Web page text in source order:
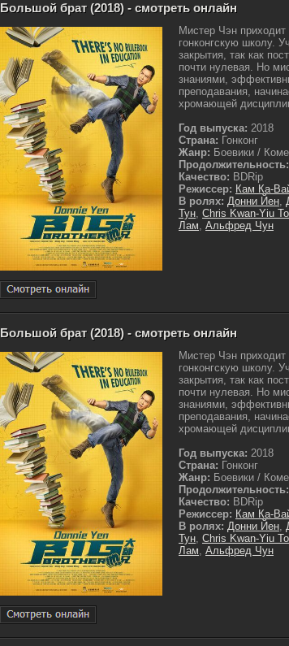
Большой брат (2018) - смотреть онлайн
Мистер Чэн
гонконгскую школу.
закрытия, так как
почти нулевая. Но
знаниями,
преподавания,
хромающей
Год выпуска: 2018
Страна: Гонконг
Жанр: Боевики /
Продолжительность:
Качество: BDRip
Режиссер: Кам Ка-
В ролях: Донни Йен,
Тун, Chris Kwan-Yiu
Лам, Альфред Чун
Большой брат (2018) - смотреть онлайн
Мистер Чэн
гонконгскую школу.
закрытия, так как
почти нулевая. Но
знаниями,
преподавания,
хромающей
Год выпуска: 2018
Страна: Гонконг
Жанр: Боевики /
Продолжительность:
Качество: BDRip
Режиссер: Кам Ка-
В ролях: Донни Йен,
Тун, Chris Kwan-Yiu
Лам, Альфред Чун